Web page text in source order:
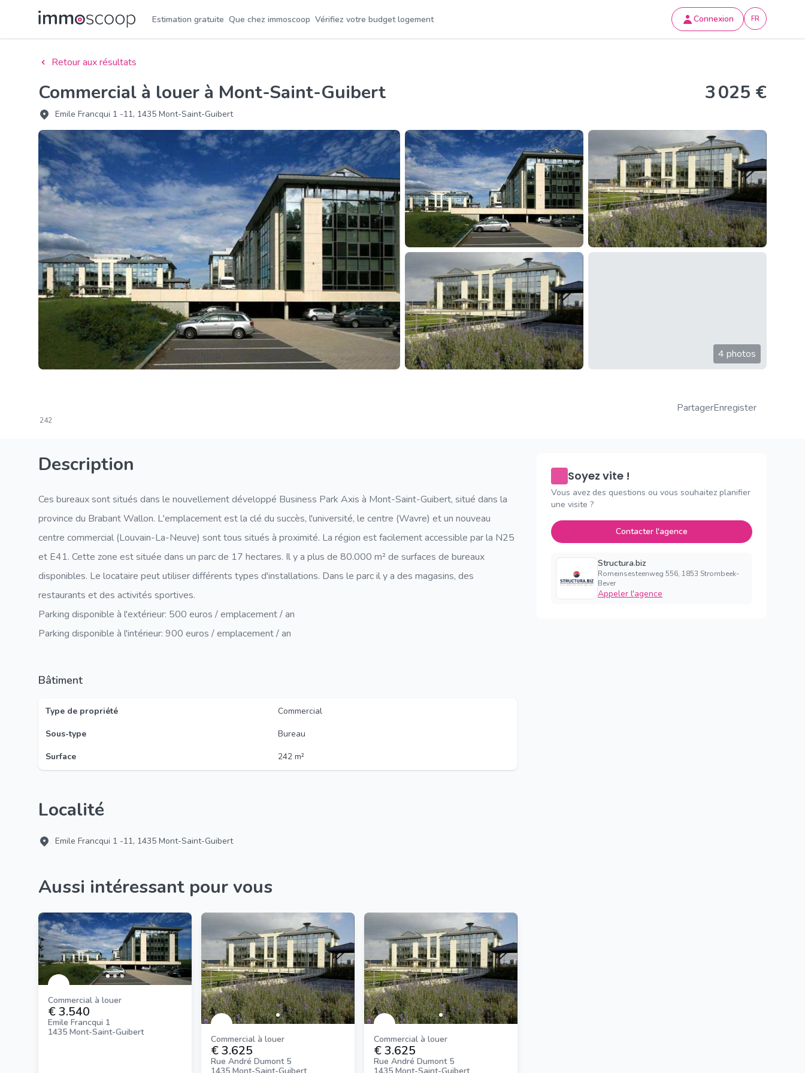
Estimation gratuite Que chez immoscoop Vérifiez votre budget logement Connexion FR
Retour aux résultats
Commercial à louer à Mont-Saint-Guibert
Emile Francqui 1 -11, 1435 Mont-Saint-Guibert
3 025 €
4 photos
242
PartagerEnregister
Description
Ces bureaux sont situés dans le nouvellement développé Business Park Axis à Mont-Saint-Guibert, situé dans la
province du Brabant Wallon. L'emplacement est la clé du succès, l'université, le centre (Wavre) et un nouveau
centre commercial (Louvain-La-Neuve) sont tous situés à proximité. La région est facilement accessible par la N25
et E41. Cette zone est située dans un parc de 17 hectares. Il y a plus de 80.000 m² de surfaces de bureaux
disponibles. Le locataire peut utiliser différents types d'installations. Dans le parc il y a des magasins, des
restaurants et des activités sportives.
Parking disponible à l'extérieur: 500 euros / emplacement / an
Parking disponible à l'intérieur: 900 euros / emplacement / an
Bâtiment
Type de propriété
Commercial
Sous-type
Bureau
Surface
242 m²
Localité
Emile Francqui 1 -11, 1435 Mont-Saint-Guibert
Aussi intéressant pour vous
Commercial à louer
€ 3.540
Emile Francqui 1
1435 Mont-Saint-Guibert
Commercial à louer
€ 3.625
Rue André Dumont 5
1435 Mont-Saint-Guibert
Commercial à louer
€ 3.625
Rue André Dumont 5
1435 Mont-Saint-Guibert
Soyez vite !
Vous avez des questions ou vous souhaitez planifier
une visite ?
Contacter l'agence
Structura.biz
Romeinsesteenweg 556, 1853 Strombeek-
Bever
Appeler l'agence